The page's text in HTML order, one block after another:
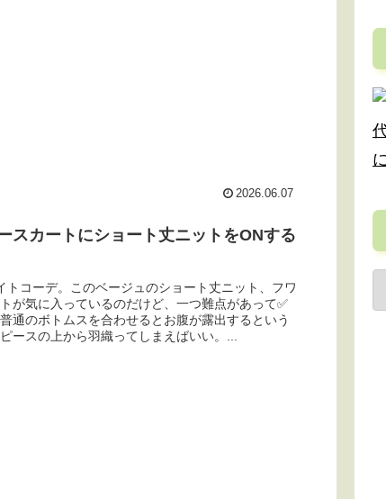
2026.06.07
スカートにショート丈ニットをONする
トコーデ。このベージュのショート丈ニット、フワ
が気に入っているのだけど、一つ難点があって✅
通のボトムスを合わせるとお腹が露出するという
ースの上から羽織ってしまえばいい。...